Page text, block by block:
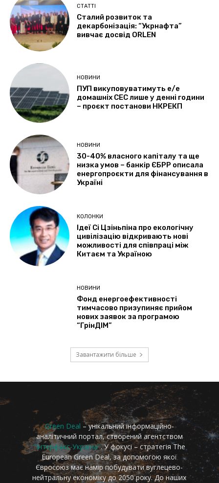
Green Deal – унікальний інформаційно-
аналітичний портал, створений агентством
"Інтерфакс-Україна". У фокусі – стратегія The
European Green Deal, за допомогою якої
Євросоюз має намір побудувати вуглецево-
нейтральну економіку до 2050 року. До наших